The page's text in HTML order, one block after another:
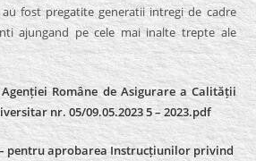
fost pregatite generatii intregi de cadre
ajungand pe cele mai inalte trepte ale
Române de Asigurare a Calității
nr. 05/09.05.2023 5 – 2023.pdf
– pentru aprobarea Instrucțiunilor privind